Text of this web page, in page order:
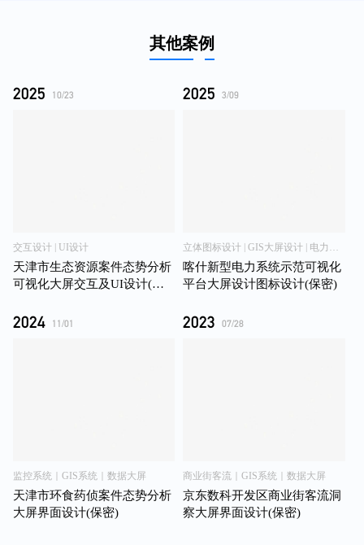
其他案例
2025 10/23
交互设计 | UI设计
天津市生态资源案件态势分析
可视化大屏交互及UI设计(保
2025 3/09
喀什新型电力系统示范可视化
平台大屏设计图标设计(保密)
2024 11/01
监控系统｜GIS系统｜数据大屏
天津市环食药侦案件态势分析
大屏界面设计(保密)
2023 07/28
商业街客流｜GIS系统｜数据大屏
京东数科开发区商业街客流洞
察大屏界面设计(保密)